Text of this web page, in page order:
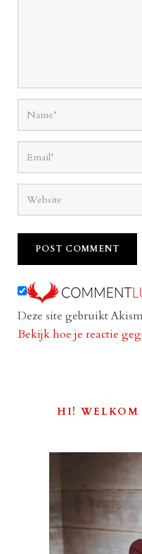
Deze site gebruikt
Bekijk hoe je reactie
HI! WELKOM